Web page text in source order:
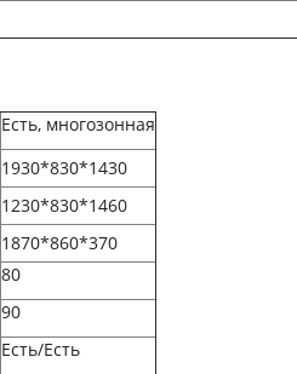
Есть, многозонная
1930*830*1430
1230*830*1460
1870*860*370
80
90
Есть/Есть